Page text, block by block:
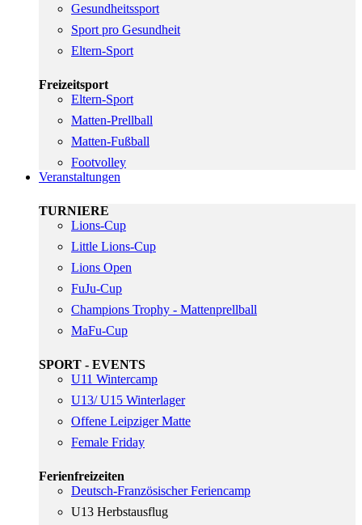
Gesundheitssport
Sport pro Gesundheit
Eltern-Sport
Freizeitsport
Eltern-Sport
Matten-Prellball
Matten-Fußball
Footvolley
Veranstaltungen
TURNIERE
Lions-Cup
Little Lions-Cup
Lions Open
FuJu-Cup
Champions Trophy - Mattenprellball
MaFu-Cup
SPORT - EVENTS
U11 Wintercamp
U13/ U15 Winterlager
Offene Leipziger Matte
Female Friday
Ferienfreizeiten
Deutsch-Französischer Feriencamp
U13 Herbstausflug